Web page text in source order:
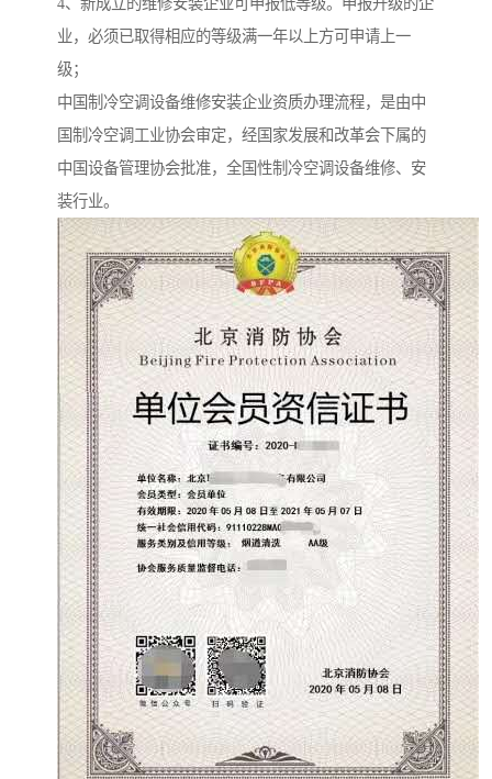
4、新成立的维修安装企业可申报低等级。申报升级的企
业，必须已取得相应的等级满一年以上方可申请上一
级；
中国制冷空调设备维修安装企业资质办理流程，是由中
国制冷空调工业协会审定，经国家发展和改革会下属的
中国设备管理协会批准，全国性制冷空调设备维修、安
装行业。